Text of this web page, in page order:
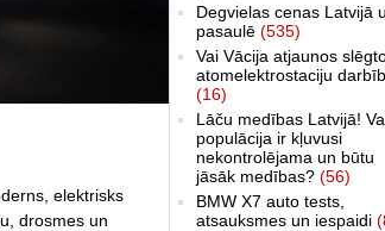
elektrisks
drosmes un
Degvielas cenas Latvijā
pasaulē (535)
Vai Vācija atjaunos
atomelektrostaciju
(16)
Lāču medības Latvijā!
populācija ir kļuvusi
nekontrolējama un būtu
jāsāk medības? (56)
BMW X7 auto tests,
atsauksmes un iespaidi